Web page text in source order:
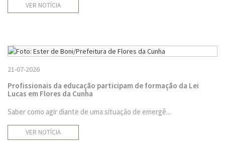
VER NOTÍCIA
21-07-2026
Profissionais da educação participam de formação da Lei
Lucas em Flores da Cunha
Saber como agir diante de uma situação de emergê...
VER NOTÍCIA